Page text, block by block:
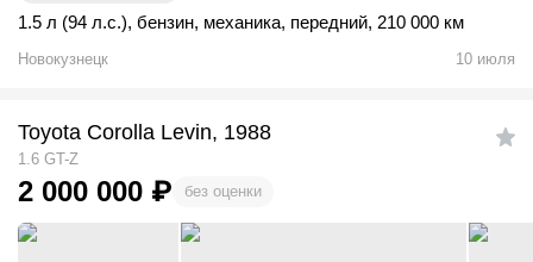
1.5 л (94 л.с.), бензин, механика, передний, 210 000 км
Новокузнецк 10 июля
Toyota Corolla Levin, 1988
1.6 GT-Z
2 000 000 ₽ без оценки